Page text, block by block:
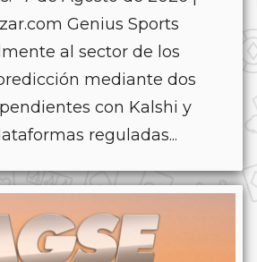
Genius Sports
al sector de los
mediante dos
con Kalshi y
reguladas...